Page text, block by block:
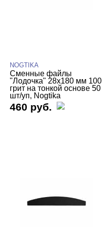
тонкая
NOGTIKA
Сменные файлы
"Лодочка" 28х180 мм 100
грит на тонкой основе 50
шт/уп, Nogtika
460 руб.